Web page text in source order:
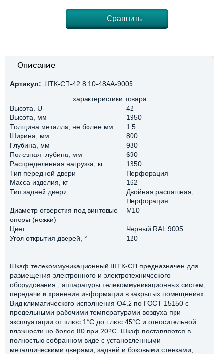
Сравнить
Описание
Артикул: ШТК-СП-42.8.10-48АА-9005
характеристики товара
Высота, U
42
Высота, мм
1950
Толщина металла, не более мм
1.5
Ширина, мм
800
Глубина, мм
930
Полезная глубина, мм
690
Распределенная нагрузка, кг
1350
Тип передней двери
Перфорация
Масса изделия, кг
162
Тип задней двери
Двойная распашная,
Перфорация
Диаметр отверстия под винтовые
опоры (ножки)
М10
Цвет
Черный RAL 9005
Угол открытия дверей, °
120
Шкаф телекоммуникационный ШТК-СП предназначен для
размещения электронного и электротехнического
оборудования , аппаратуры телекоммуникационных систем,
передачи и хранения информации в закрытых помещениях.
Вид климатического исполнения О4.2 по ГОСТ 15150 с
предельными рабочими температурами воздуха при
эксплуатации от плюс 1°С до плюс 45°С и относительной
влажности не более 80 при 20?С. Шкаф поставляется в
полностью собранном виде с установленными
металлическими дверями, задней и боковыми стенками,